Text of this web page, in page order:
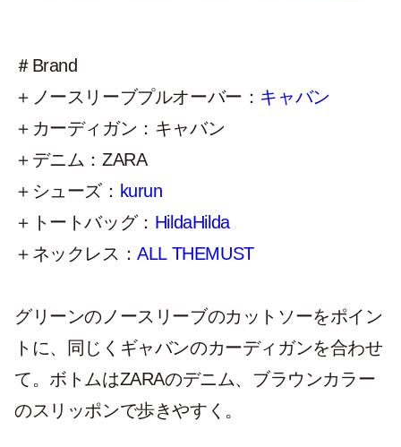
＃Brand
＋ノースリーブプルオーバー： キャバン
＋カーディガン：キャバン
＋デニム：ZARA
＋シューズ： kurun
＋トートバッグ： HildaHilda
＋ネックレス：ALL THEMUST
グリーンのノースリーブのカットソーをポイン
トに、同じくギャバンのカーディガンを合わせ
て。ボトムはZARAのデニム、ブラウンカラー
のスリッポンで歩きやすく。